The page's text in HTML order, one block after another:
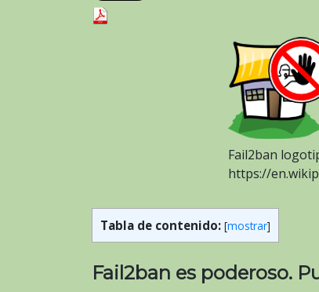
Fail2ban
https://
Tabla de contenido: [mostrar]
Fail2ban es poderoso.